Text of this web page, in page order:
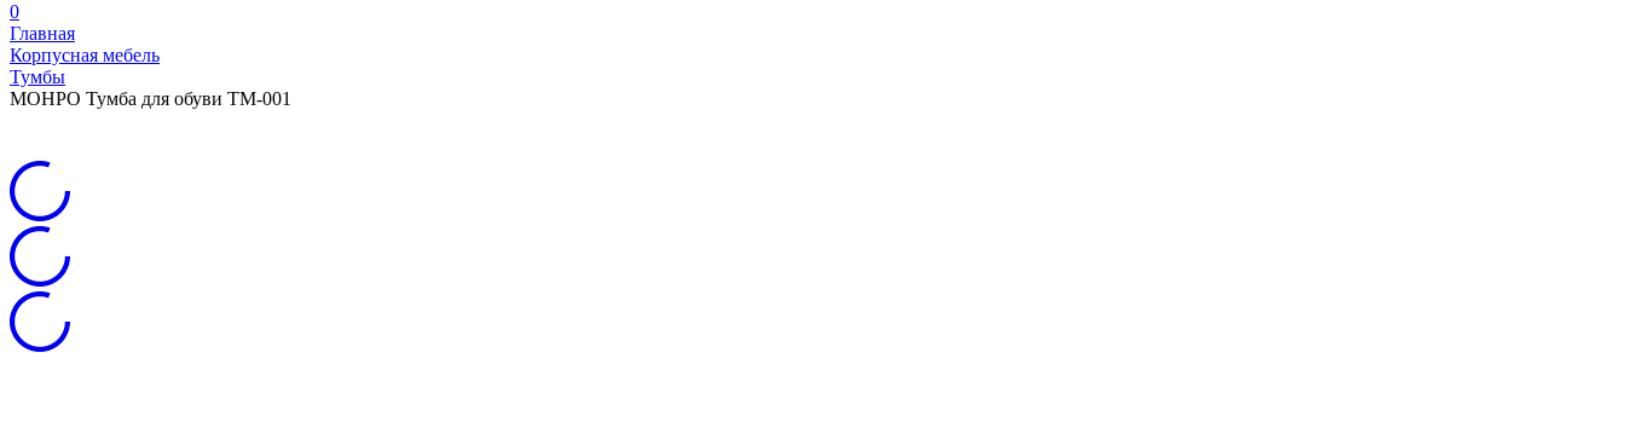
0
Главная
Корпусная мебель
Тумбы
МОНРО Тумба для обуви ТМ-001